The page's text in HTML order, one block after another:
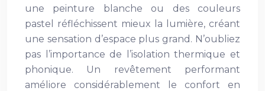
une peinture blanche ou des couleurs
pastel réfléchissent mieux la lumière, créant
une sensation d’espace plus grand. N’oubliez
pas l’importance de l’isolation thermique et
phonique. Un revêtement performant
améliore considérablement le confort en